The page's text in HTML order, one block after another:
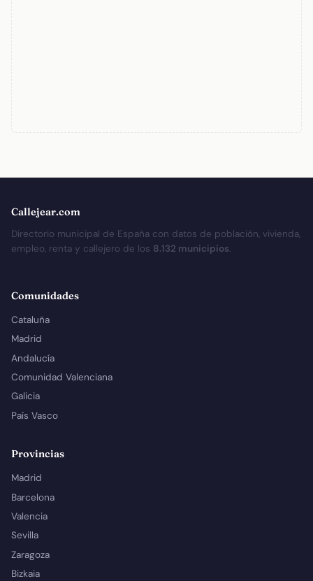
Callejear.com
Directorio municipal de España con datos de población, vivienda,
empleo, renta y callejero de los 8.132 municipios.
Comunidades
Cataluña
Madrid
Andalucía
Comunidad Valenciana
Galicia
País Vasco
Provincias
Madrid
Barcelona
Valencia
Sevilla
Zaragoza
Bizkaia